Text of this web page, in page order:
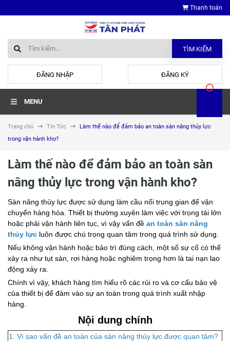
Thanh toán
TÌM KIẾM
ĐĂNG NHẬP ĐĂNG KÝ
MENU
Trang chủ Tin Tức
Làm thế nào để đảm bảo an toàn sàn nâng thủy lực
trong vận hành kho?
Làm thế nào để đảm bảo an toàn sàn
nâng thủy lực trong vận hành kho?
Sàn nâng thủy lực được sử dụng làm cầu nối trung gian để vận
chuyển hàng hóa. Thiết bị thường xuyên làm việc với trọng tải lớn
hoặc phải vận hành liên tục, vì vậy vấn đề an toàn sàn nâng
thủy lực luôn được chú trọng quan tâm trong quá trình sử dụng.
Nếu không vận hành hoặc bảo trì đúng cách, một số sự cố có thể
xảy ra như tụt sàn, rơi hàng hoặc nghiêm trọng hơn là tai nạn lao
động xảy ra.
Chính vì vậy, khách hàng tìm hiểu rõ các rủi ro và cơ cấu bảo vệ
của thiết bị để đảm vào sự an toàn trong quá trình xuất nhập
hàng.
Nội dung chính
1. Vì sao vấn đề an toàn của sàn nâng thủy lực được quan tâm?